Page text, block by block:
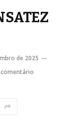
de 2025